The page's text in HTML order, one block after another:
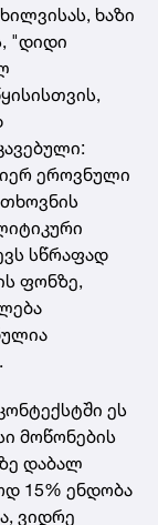
ხაზი
"დიდი
ეროვნული
სწრაფად
ფონზე,
ეს
მოწონების
დაბალ
15% ენდობა
ვიდრე